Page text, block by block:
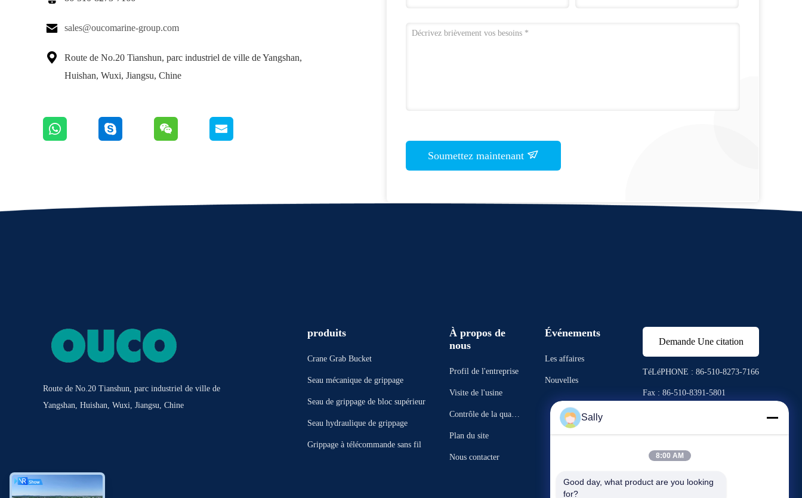
 sales@oucomarine-group.com

Route de No.20 Tianshun, parc industriel de ville de Yangshan,
Huishan, Wuxi, Jiangsu, Chine
Soumettez maintenant
Route de No.20 Tianshun, parc industriel de ville de
Yangshan, Huishan, Wuxi, Jiangsu, Chine
produits
Crane Grab Bucket
Seau mécanique de grippage
Seau de grippage de bloc supérieur
Seau hydraulique de grippage
Grippage à télécommande sans fil
À propos de
nous
Profil de l'entreprise
Visite de l'usine
Contrôle de la qualit
Plan du site
Nous contacter
Événements
Les affaires
Nouvelles
Demande Une citation
TéLéPHONE : 86-510-8273-7166
Fax : 86-510-8391-5801
Sally
8:00 AM
Good day, what product are you looking
for?